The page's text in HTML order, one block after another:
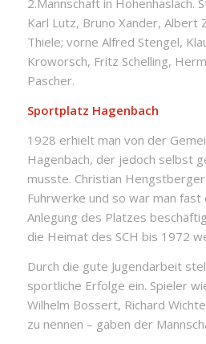
2.Mannschaft in Hohenhaslach.
Karl Lutz, Bruno Xander, Albert
Thiele; vorne Alfred Stengel,
Kroworsch, Fritz Schelling,
Pascher.
Sportplatz Hagenbach
1928 erhielt man von der
Hagenbach, der jedoch selbst
musste. Christian
Fuhrwerke und so war man fast
Anlegung des Platzes
die Heimat des SCH bis 1972
Durch die gute Jugendarbeit
sportliche Erfolge ein. Spieler
Wilhelm Bossert, Richard
zu nennen – gaben der